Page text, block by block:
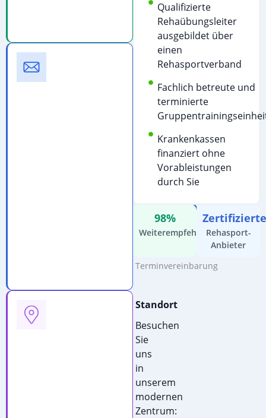
Terminvereinbarung
Schreiben
detaillierte
Informationen:
schreiben
Kostenfreie
Terminvereinbarung
Standort
Besuchen
Sie
uns
in
unserem
modernen
Zentrum:
Qualifizierte
Rehaübungsleiter
ausgebildet über
einen
Rehasportverband
Fachlich betreute und
terminierte
Krankenkassen
finanziert ohne
Vorableistungen
durch Sie
98%
WeiterempfehlungRehasport-
Anbieter